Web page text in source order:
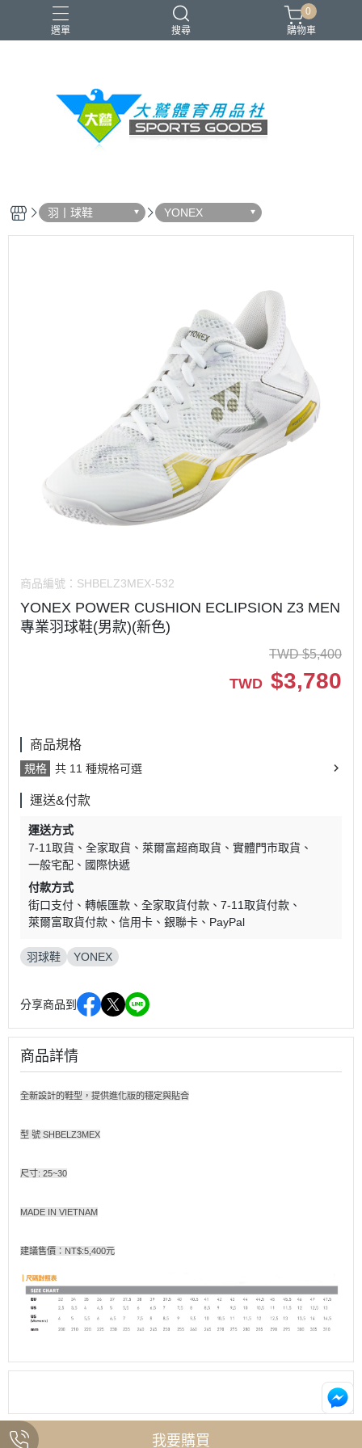
選單 搜尋
VICTOR YONEX 羽球拍 羽球鞋 零碼出清
0
購物車
羽丨球鞋 YONEX
商品編號： SHBELZ3MEX-532
YONEX POWER CUSHION ECLIPSION Z3 MEN
專業羽球鞋(男款)(新色)
TWD $5,400
TWD $3,780
商品規格
規格 共 11 種規格可選
運送&付款
運送方式
7-11取貨
全家取貨 萊爾富超商取貨
實體門市取貨
一般宅配
國際快遞
付款方式
街口支付
轉帳匯款 全家取貨付款
7-11取貨付款
萊爾富取貨付款
信用卡 銀聯卡 PayPal
羽球鞋 YONEX
分享商品到
商品詳情
全新設計的鞋型，提供進化版的穩定與貼合
型 號 SHBELZ3MEX
尺寸: 25~30
MADE IN VIETNAM
建議售價：NT$:5,400元
我要購買